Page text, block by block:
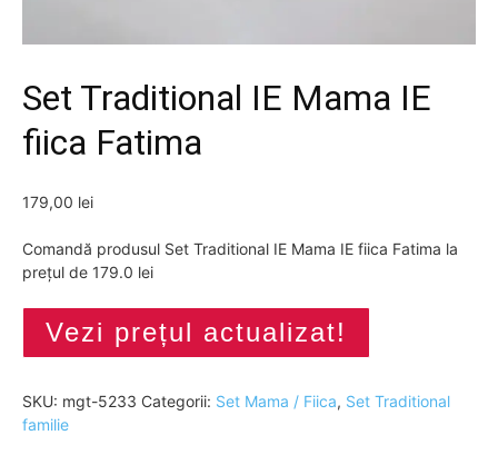
Set Traditional IE Mama IE
fiica Fatima
179,00 lei
Comandă produsul Set Traditional IE Mama IE fiica Fatima la
prețul de 179.0 lei
Vezi prețul actualizat!
SKU: mgt-5233 Categorii: Set Mama / Fiica, Set Traditional
familie